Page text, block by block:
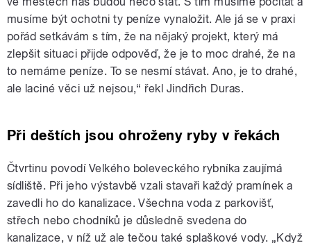
musíme být ochotni ty peníze vynaložit. Ale já se v praxi
pořád setkávám s tím, že na nějaký projekt, který má
zlepšit situaci přijde odpověď, že je to moc drahé, že na
to nemáme peníze. To se nesmí stávat. Ano, je to drahé,
ale laciné věci už nejsou,“ řekl Jindřich Duras.
Při deštích jsou ohroženy ryby v řekách
Čtvrtinu povodí Velkého boleveckého rybníka zaujímá
sídliště. Při jeho výstavbě vzali stavaři každý pramínek a
zavedli ho do kanalizace. Všechna voda z parkovišť,
střech nebo chodníků je důsledně svedena do
kanalizace, v níž už ale tečou také splaškové vody. „Když